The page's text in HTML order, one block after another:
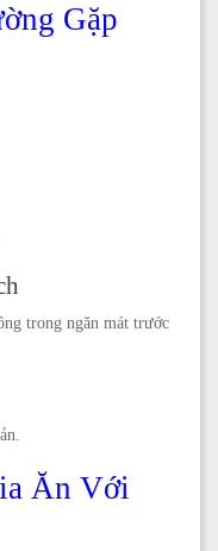
Gặp
trong ngăn mát trước
Ăn Với